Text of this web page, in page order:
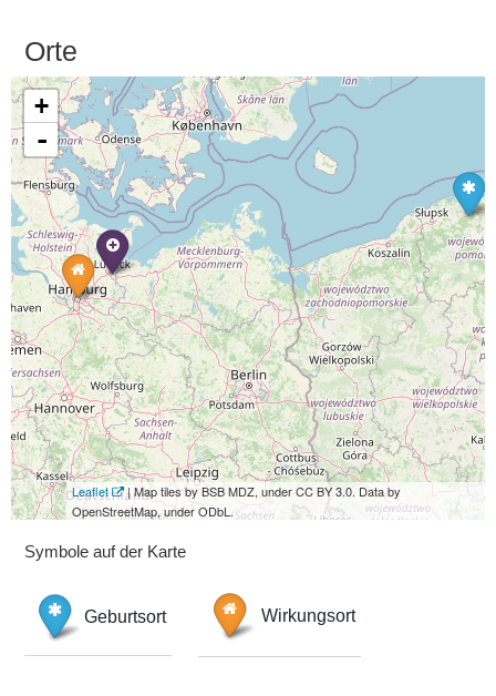
Orte
+
-
Leaflet
| Map tiles by BSB MDZ, under CC BY 3.0. Data by
OpenStreetMap, under ODbL.
Symbole auf der Karte
Geburtsort Wirkungsort